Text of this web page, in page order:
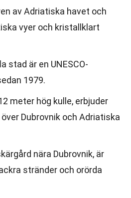
av Adriatiska havet och
vyer och kristallklart
stad är en UNESCO-
1979.
meter hög kulle, erbjuder
Dubrovnik och Adriatiska
nära Dubrovnik, är
stränder och orörda